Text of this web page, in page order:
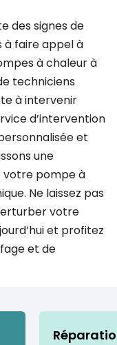
des signes de
à faire appel à
à chaleur à
techniciens
à intervenir
d’intervention
et
une
votre pompe à
Ne laissez pas
votre
et profitez
et de